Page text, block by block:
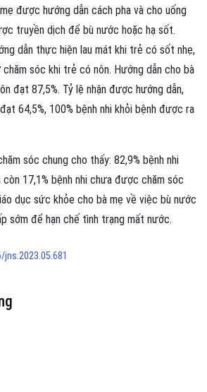
được hướng dẫn cách pha và cho uống
truyền dịch để bù nước hoặc hạ sốt.
dẫn thực hiện lau mát khi trẻ có sốt nhẹ,
sóc khi trẻ có nôn. Hướng dẫn cho bà
đạt 87,5%. Tỷ lệ nhận được hướng dẫn,
64,5%, 100% bệnh nhi khỏi bệnh được ra
sóc chung cho thấy: 82,9% bệnh nhi
17,1% bệnh nhi chưa được chăm sóc
dục sức khỏe cho bà mẹ về việc bù nước
sớm để hạn chế tình trạng mất nước.